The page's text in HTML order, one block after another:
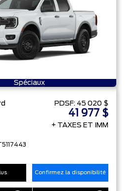
Spéciaux
PDSF: 45 020 $
41 977 $
+ TAXES ET IMM
Confirmez la disponibilité